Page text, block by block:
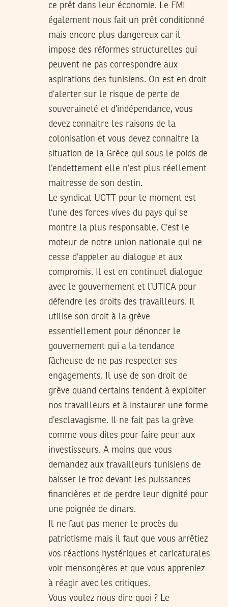
ce prêt dans leur économie. Le FMI
également nous fait un prêt conditionné
mais encore plus dangereux car il
impose des réformes structurelles qui
peuvent ne pas correspondre aux
aspirations des tunisiens. On est en droit
d’alerter sur le risque de perte de
souveraineté et d’indépendance, vous
devez connaitre les raisons de la
colonisation et vous devez connaitre la
situation de la Grèce qui sous le poids de
l’endettement elle n’est plus réellement
maitresse de son destin.
Le syndicat UGTT pour le moment est
l’une des forces vives du pays qui se
montre la plus responsable. C’est le
moteur de notre union nationale qui ne
cesse d’appeler au dialogue et aux
compromis. Il est en continuel dialogue
avec le gouvernement et l’UTICA pour
défendre les droits des travailleurs. Il
utilise son droit à la grève
essentiellement pour dénoncer le
gouvernement qui a la tendance
fâcheuse de ne pas respecter ses
engagements. Il use de son droit de
grève quand certains tendent à exploiter
nos travailleurs et à instaurer une forme
d’esclavagisme. Il ne fait pas la grève
comme vous dites pour faire peur aux
investisseurs. A moins que vous
demandez aux travailleurs tunisiens de
baisser le froc devant les puissances
financières et de perdre leur dignité pour
une poignée de dinars.
Il ne faut pas mener le procès du
patriotisme mais il faut que vous arrêtiez
vos réactions hystériques et caricaturales
voir mensongères et que vous appreniez
à réagir avec les critiques.
Vous voulez nous dire quoi ? Le